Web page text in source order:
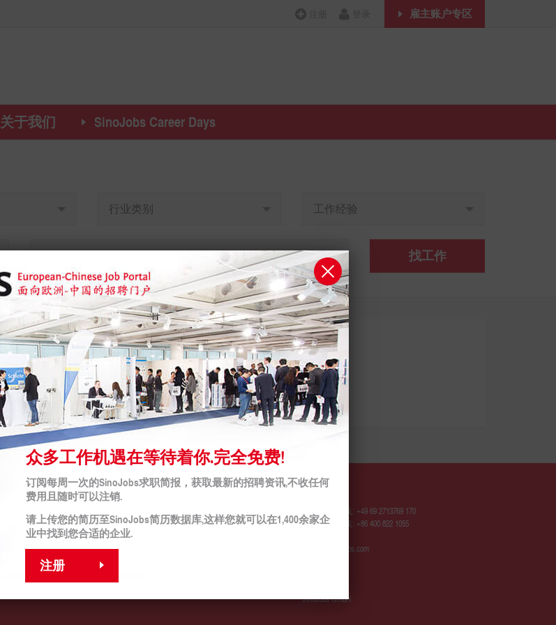
关于我们 SinoJobs Career Days
雇主账户专区
行业类别 工作经验
找工作
众多工作机遇在等待着你.完全免费!
订阅每周一次的SinoJobs求职简报，获取最新的招聘资讯,不收任何
费用且随时可以注销.
请上传您的简历至SinoJobs简历数据库,这样您就可以在1,400余家企
业中找到您合适的企业.
注册
法律声明
条款与条件
版权
隐私政策
条款与条件
欧洲服务热线: +49 69 2713769 170
中国服务热线: +86 400 822 1055
contact@sinojobs.com
SinoJobs GmbH